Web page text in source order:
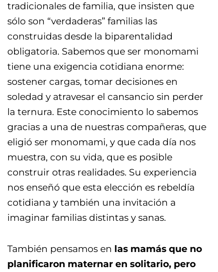
tradicionales de familia, que insisten que
sólo son “verdaderas” familias las
construidas desde la biparentalidad
obligatoria. Sabemos que ser monomami
tiene una exigencia cotidiana enorme:
sostener cargas, tomar decisiones en
soledad y atravesar el cansancio sin perder
la ternura. Este conocimiento lo sabemos
gracias a una de nuestras compañeras, que
eligió ser monomami, y que cada día nos
muestra, con su vida, que es posible
construir otras realidades. Su experiencia
nos enseñó que esta elección es rebeldía
cotidiana y también una invitación a
imaginar familias distintas y sanas.
También pensamos en las mamás que no
planificaron maternar en solitario, pero